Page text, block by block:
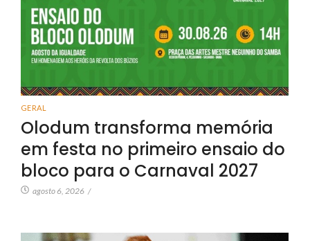
GERAL
Olodum transforma memória
em festa no primeiro ensaio do
bloco para o Carnaval 2027
agosto 6, 2026 /